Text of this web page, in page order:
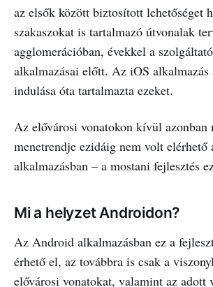
az elsők között biztosított lehetőséget
szakaszokat is tartalmazó útvonalak
agglomerációban, évekkel a
alkalmazásai előtt. Az iOS
indulása óta tartalmazta ezeket.
Az elővárosi vonatokon kívül azonban
menetrendje ezidáig nem volt elérhető
alkalmazásban – a mostani fejlesztés
Mi a helyzet Androidon?
Az Android alkalmazásban ez a
érhető el, az továbbra is csak a
elővárosi vonatokat, valamint az adott